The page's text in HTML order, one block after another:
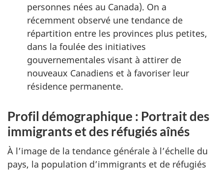
personnes nées au Canada). On a
récemment observé une tendance de
répartition entre les provinces plus petites,
dans la foulée des initiatives
gouvernementales visant à attirer de
nouveaux Canadiens et à favoriser leur
résidence permanente.
Profil démographique : Portrait des
immigrants et des réfugiés aînés
À l’image de la tendance générale à l’échelle du
pays, la population d’immigrants et de réfugiés